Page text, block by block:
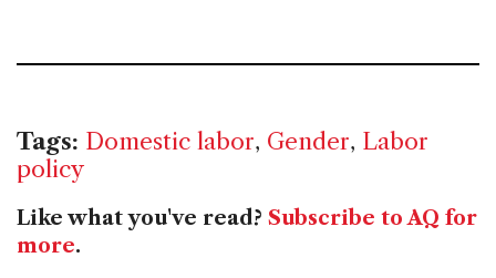
Tags: Domestic labor, Gender, Labor
policy
Like what you've read? Subscribe to AQ for
more.